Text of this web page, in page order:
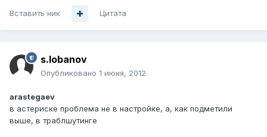
Вставить ник Цитата
s.lobanov
Опубликовано 1 июня, 2012
arastegaev
в астериске проблема не в настройке, а, как подметили
выше, в траблшутинге